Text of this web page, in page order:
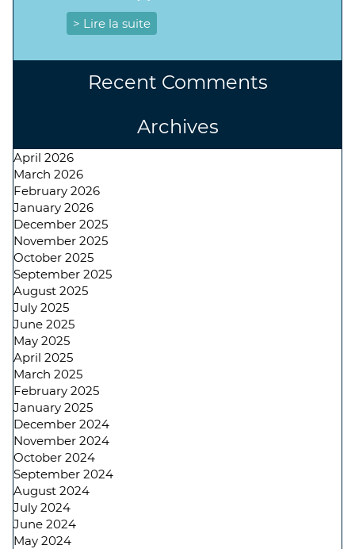
> Lire la suite
Recent Comments
Archives
April 2026
March 2026
February 2026
January 2026
December 2025
November 2025
October 2025
September 2025
August 2025
July 2025
June 2025
May 2025
April 2025
March 2025
February 2025
January 2025
December 2024
November 2024
October 2024
September 2024
August 2024
July 2024
June 2024
May 2024